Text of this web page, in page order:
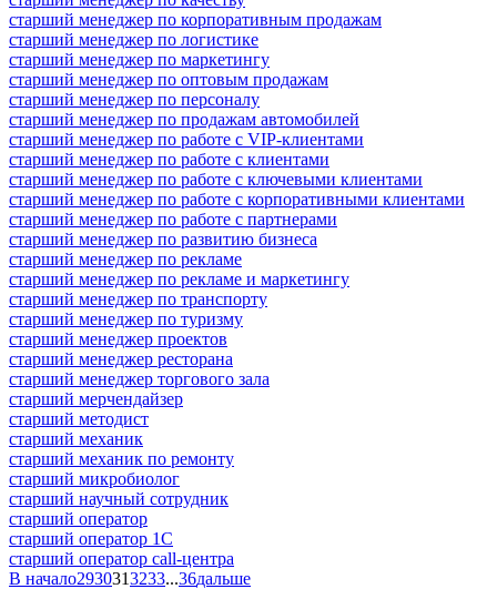
старший менеджер по корпоративным продажам
старший менеджер по логистике
старший менеджер по маркетингу
старший менеджер по оптовым продажам
старший менеджер по персоналу
старший менеджер по продажам автомобилей
старший менеджер по работе с VIP-клиентами
старший менеджер по работе с клиентами
старший менеджер по работе с ключевыми клиентами
старший менеджер по работе с корпоративными клиентами
старший менеджер по работе с партнерами
старший менеджер по развитию бизнеса
старший менеджер по рекламе
старший менеджер по рекламе и маркетингу
старший менеджер по транспорту
старший менеджер по туризму
старший менеджер проектов
старший менеджер ресторана
старший менеджер торгового зала
старший мерчендайзер
старший методист
старший механик
старший механик по ремонту
старший микробиолог
старший научный сотрудник
старший оператор
старший оператор 1С
старший оператор call-центра
В начало2930313233...36дальше